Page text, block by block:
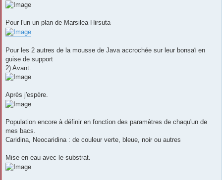
Pour l'un un plan de Marsilea Hirsuta
Pour les 2 autres de la mousse de Java accrochée sur leur bonsaï en
guise de support
2) Avant.
Après j'espère.
Population encore à définir en fonction des paramètres de chaqu'un de
mes bacs.
Caridina, Neocaridina : de couleur verte, bleue, noir ou autres
Mise en eau avec le substrat.